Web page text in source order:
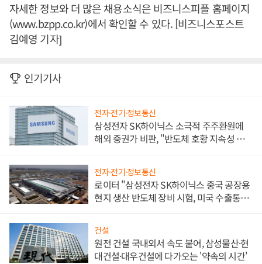
자세한 정보와 더 많은 채용소식은 비즈니스피플 홈페이지
(www.bzpp.co.kr)에서 확인할 수 있다. [비즈니스포스트
김예영 기자]
인기기사
전자·전기·정보통신
삼성전자 SK하이닉스 소극적 주주환원에
해외 증권가 비판, "반도체 호황 지속성 의
전자·전기·정보통신
로이터 "삼성전자 SK하이닉스 중국 공장용
현지 생산 반도체 장비 시험, 미국 수출통제
건설
원전 건설 국내외서 속도 붙어, 삼성물산·현
대건설·대우건설에 다가오는 '약속의 시간'